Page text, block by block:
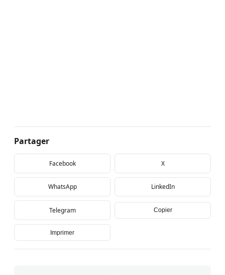
Partager
Facebook X
WhatsApp LinkedIn
Telegram Copier
Imprimer